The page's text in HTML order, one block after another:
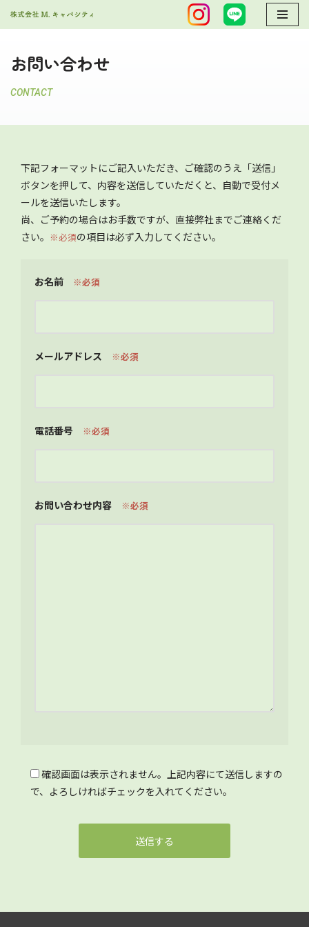
ン
テ
ン
へ
お問い合わせ
CONTACT
下記フォーマットにご記入いただき、ご確認のうえ「送信」
ボタンを押して、内容を送信していただくと、自動で受付メ
ールを送信いたします。
尚、ご予約の場合はお手数ですが、直接弊社までご連絡くだ
さい。 ※必須の項目は必ず入力してください。
お名前 ※必須
メールアドレス ※必須
電話番号 ※必須
お問い合わせ内容 ※必須
確認画面は表示されません。上記内容にて送信しますの
で、よろしければチェックを入れてください。